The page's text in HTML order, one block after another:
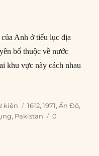
Anh ở tiểu lục địa
bố thuộc về nước
khu vực này cách nhau
12/1971: Lực lượng
kiện Tags
1612,1971,Ấn Độ,
, Pakistan
0